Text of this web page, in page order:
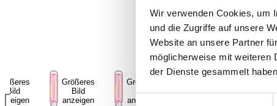
Wir verwenden Cookies, um
und die Zugriffe auf unsere
Website an unsere Partner
möglicherweise mit weiteren
der Dienste gesammelt
Einwilligungsauswahl
Bild
Größeres
Bild
anzeigen
Größeres
Bild
anzeigen
Bild